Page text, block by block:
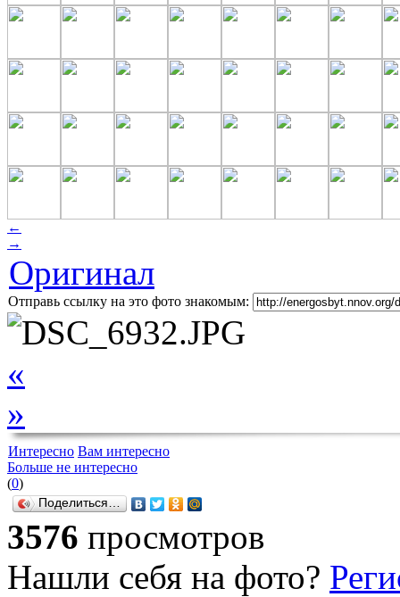
←
→
Оригинал
Отправь ссылку на это фото знакомым:
«
»
Интересно Вам интересно
Больше не интересно
(0)
Поделиться…
3576 просмотров
Нашли себя на фото?